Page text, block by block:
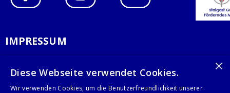
IMPRESSUM
AGB
×
Diese Webseite verwendet Cookies.
Wir verwenden Cookies, um die Benutzerfreundlichkeit unserer